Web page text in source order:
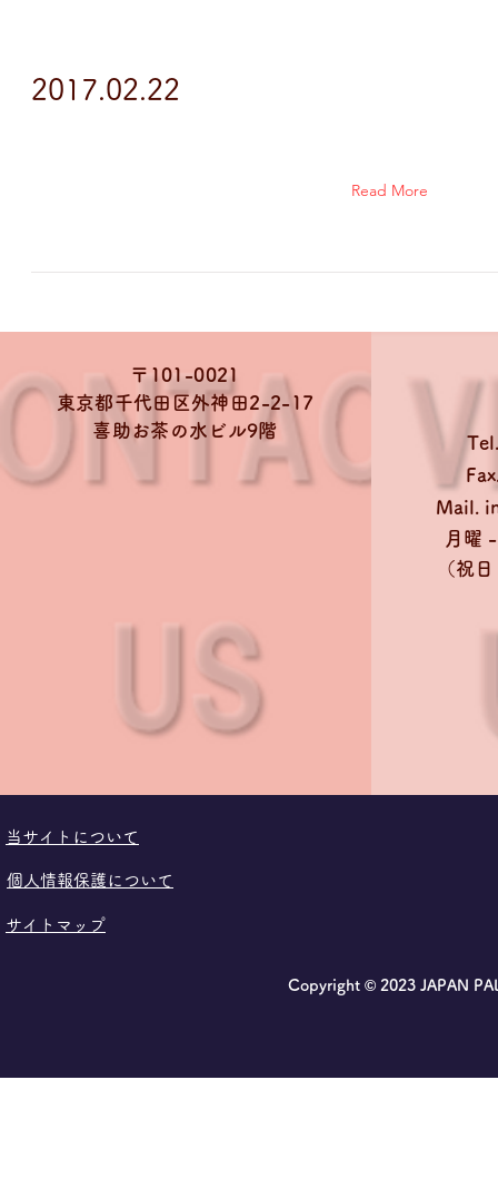
2017.02.22
Read More
〒101-0021
東京都千代田区外神田2-2-17
喜助お茶の水ビル9階
Mail.
月曜
（祝
​当サイトについて
個人情報保護について
サイトマップ
Copyright © 2023 JAPAN